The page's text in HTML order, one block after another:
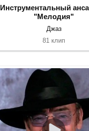
Инструментальный
"Мелодия"
Джаз
81 клип